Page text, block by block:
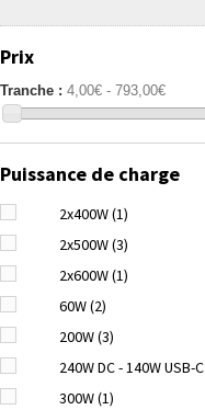
Prix
Tranche : 4,00€ - 793,00€
Puissance de charge
2x400W(1)
2x500W(3)
2x600W(1)
60W(2)
200W(3)
240W DC - 140W USB-C
300W(1)